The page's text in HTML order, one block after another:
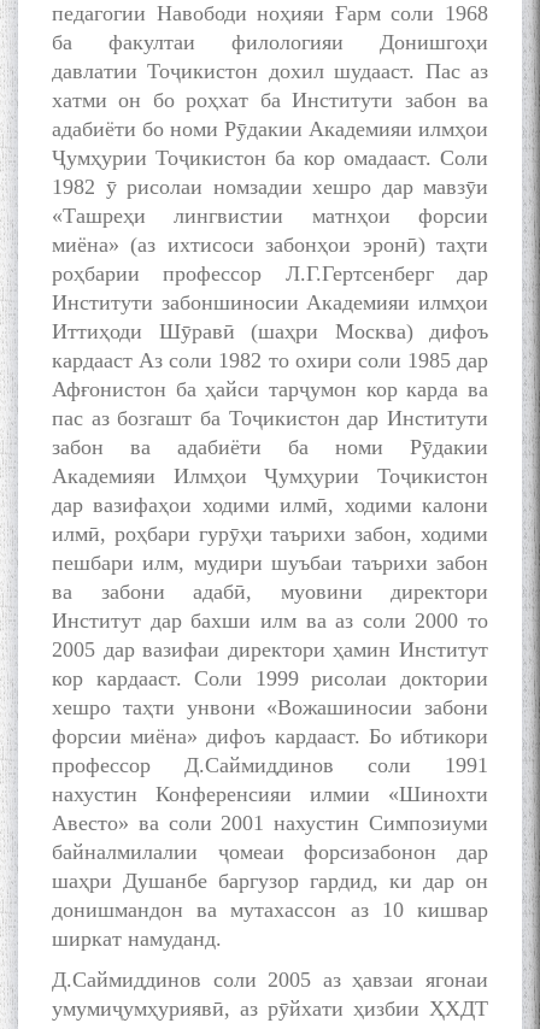
педагогии Навободи ноҳияи Ғарм соли 1968
ба факултаи филологияи Донишгоҳи
давлатии Тоҷикистон дохил шудааст. Пас аз
хатми он бо роҳхат ба Институти забон ва
адабиёти бо номи Рӯдакии Академияи илмҳои
Ҷумҳурии Тоҷикистон ба кор омадааст. Соли
1982 ӯ рисолаи номзадии хешро дар мавзӯи
«Ташреҳи лингвистии матнҳои форсии
миёна» (аз ихтисоси забонҳои эронӣ) таҳти
роҳбарии профессор Л.Г.Гертсенберг дар
Институти забоншиносии Академияи илмҳои
Иттиҳоди Шӯравӣ (шаҳри Москва) дифоъ
кардааст Аз соли 1982 то охири соли 1985 дар
Афғонистон ба ҳайси тарҷумон кор карда ва
пас аз бозгашт ба Тоҷикистон дар Институти
забон ва адабиёти ба номи Рӯдакии
Академияи Илмҳои Ҷумҳурии Тоҷикистон
дар вазифаҳои ходими илмӣ, ходими калони
илмӣ, роҳбари гурӯҳи таърихи забон, ходими
пешбари илм, мудири шуъбаи таърихи забон
ва забони адабӣ, муовини директори
Институт дар бахши илм ва аз соли 2000 то
2005 дар вазифаи директори ҳамин Институт
кор кардааст. Соли 1999 рисолаи доктории
хешро таҳти унвони «Вожашиносии забони
форсии миёна» дифоъ кардааст. Бо ибтикори
профессор Д.Саймиддинов соли 1991
нахустин Конференсияи илмии «Шинохти
Авесто» ва соли 2001 нахустин Симпозиуми
байналмилалии ҷомеаи форсизабонон дар
шаҳри Душанбе баргузор гардид, ки дар он
донишмандон ва мутахассон аз 10 кишвар
ширкат намуданд.
Д.Саймиддинов соли 2005 аз ҳавзаи ягонаи
умумиҷумҳуриявӣ, аз рӯйхати ҳизбии ҲХДТ